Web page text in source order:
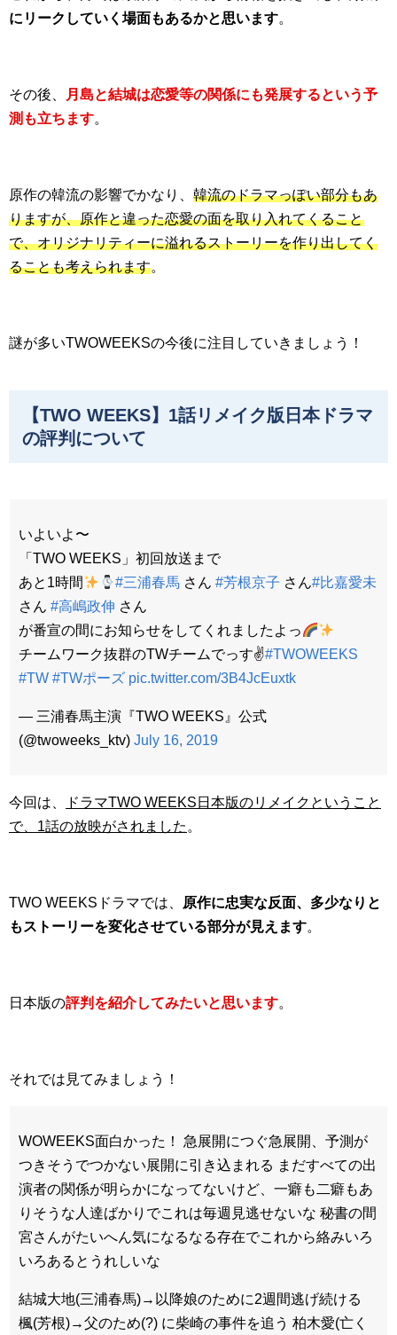
にリークしていく場面もあるかと思います。
その後、
月島と結城は恋愛等の関係にも発展するという予
測も立ちます。
原作の韓流の影響でかなり、 韓流のドラマっぽい部分もあ
りますが、原作と違った恋愛の面を取り入れてくること
で、オリジナリティーに溢れるストーリーを作り出してく
ることも考えられます。
謎が多いTWOWEEKSの今後に注目していきましょう！
【TWO WEEKS】1話リメイク版日本ドラマ
の評判について
いよいよ〜
「TWO WEEKS」初回放送まで
あと1時間
#三浦春馬 さん#芳根京子 さん#比嘉愛未
さん #高嶋政伸 さん
が番宣の間にお知らせをしてくれましたよっ
チームワーク抜群のTWチームでっす✌️#TWOWEEKS
#TW #TWポーズ pic.twitter.com/3B4JcEuxtk
— 三浦春馬主演『TWO WEEKS』公式
(@twoweeks_ktv) July 16, 2019
今回は、
ドラマTWO WEEKS日本版のリメイクということ
で、1話の放映がされました 。
TWO WEEKSドラマでは、
原作に忠実な反面、多少なりと
もストーリーを変化させている部分が見えます。
日本版の評判を紹介してみたいと思います。
それでは見てみましょう！
WOWEEKS面白かった！ 急展開につぐ急展開、予測が
つきそうでつかない展開に引き込まれる まだすべての出
演者の関係が明らかになってないけど、一癖も二癖もあ
りそうな人達ばかりでこれは毎週見逃せないな 秘書の間
宮さんがたいへん気になるなる存在でこれから絡みいろ
いろあるとうれしいな
結城大地(三浦春馬)→以降娘のために2週間逃げ続ける
楓(芳根)→父のため(?) に柴崎の事件を追う 柏木愛(亡く